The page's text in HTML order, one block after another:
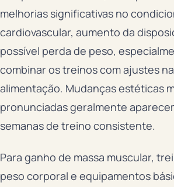
melhorias significativas no
cardiovascular, aumento da
possível perda de peso,
combinar os treinos com ajustes na
alimentação. Mudanças estéticas
pronunciadas geralmente
semanas de treino consistente.
Para ganho de massa muscular,
peso corporal e equipamentos